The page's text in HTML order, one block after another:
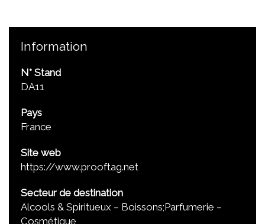
Information
N° Stand
DA11
Pays
France
Site web
https://www.prooftag.net
Secteur de destination
Alcools & Spiritueux – Boissons;Parfumerie –
Cosmétique